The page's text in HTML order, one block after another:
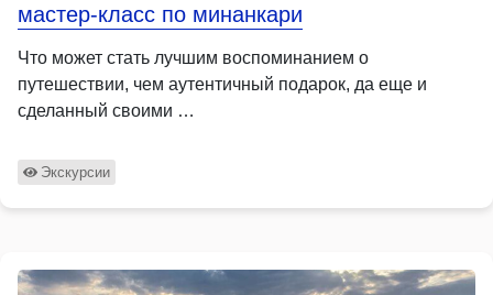
мастер-класс по минанкари
Что может стать лучшим воспоминанием о
путешествии, чем аутентичный подарок, да еще и
сделанный своими …
Экскурсии